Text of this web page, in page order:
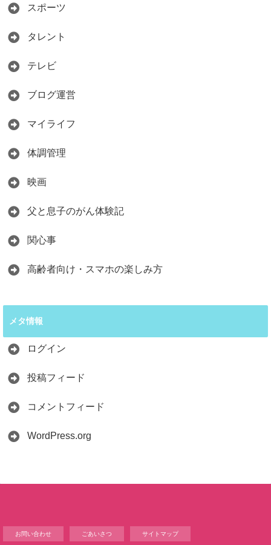
スポーツ
タレント
テレビ
ブログ運営
マイライフ
体調管理
映画
父と息子のがん体験記
関心事
高齢者向け・スマホの楽しみ方
メタ情報
ログイン
投稿フィード
コメントフィード
WordPress.org
お問い合わせ ごあいさつ サイトマップ